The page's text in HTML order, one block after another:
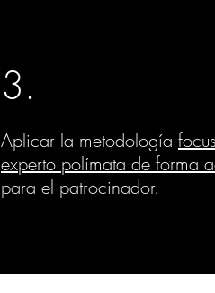
3.
Aplicar la metodología focus
experto polímata de forma
para el patrocinador.